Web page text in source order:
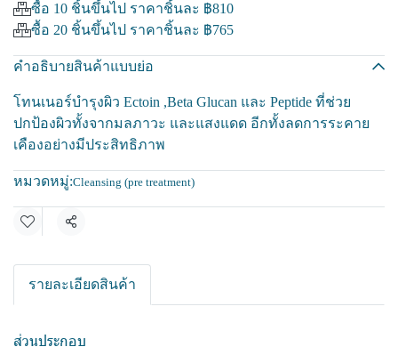
ซื้อ 10 ชิ้นขึ้นไป ราคาชิ้นละ ฿810
ซื้อ 20 ชิ้นขึ้นไป ราคาชิ้นละ ฿765
คำอธิบายสินค้าแบบย่อ
โทนเนอร์บำรุงผิว Ectoin ,Beta Glucan และ Peptide ที่ช่วย
ปกป้องผิวทั้งจากมลภาวะ และแสงแดด อีกทั้งลดการระคาย
เคืองอย่างมีประสิทธิภาพ
หมวดหมู่:Cleansing (pre treatment)
แชร์
รายละเอียดสินค้า
ส่วนประกอบ